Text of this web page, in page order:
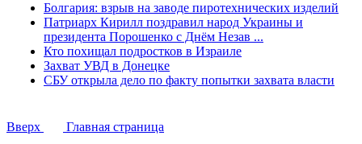
Болгария: взрыв на заводе пиротехнических изделий
Патриарх Кирилл поздравил народ Украины и
президента Порошенко с Днём Незав ...
Кто похищал подростков в Израиле
Захват УВД в Донецке
СБУ открыла дело по факту попытки захвата власти
Вверх Главная страница